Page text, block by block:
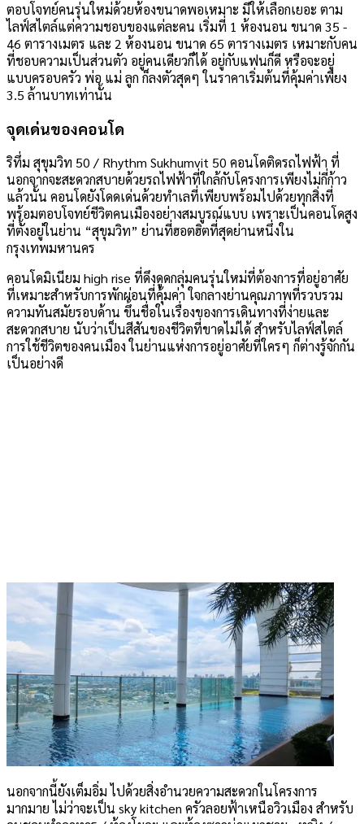
ตอบโจทย์คนรุ่นใหม่ด้วยห้องขนาดพอเหมาะ มีให้เลือกเยอะ ตาม
ไลฟ์สไตล์แต่ความชอบของแต่ละคน เริ่มที่ 1 ห้องนอน ขนาด 35 -
46 ตารางเมตร และ 2 ห้องนอน ขนาด 65 ตารางเมตร เหมาะกับคน
ที่ชอบความเป็นส่วนตัว อยู่คนเดียวก็ได้ อยู่กับแฟนก็ดี หรือจะอยู่
แบบครอบครัว พ่อ แม่ ลูก ก็ลงตัวสุดๆ ในราคาเริ่มต้นที่คุ้มค่าเพียง
3.5 ล้านบาทเท่านั้น
จุดเด่นของคอนโด
ริทึ่ม สุขุมวิท 50 / Rhythm Sukhumvit 50 คอนโดติดรถไฟฟ้า ที่
นอกจากจะสะดวกสบายด้วยรถไฟฟ้าที่ใกล้กับโครงการเพียงไม่กี่ก้าว
แล้วนั้น คอนโดยังโดดเด่นด้วยทำเลที่เพียบพร้อมไปด้วยทุกสิ่งที่
พร้อมตอบโจทย์ชีวิตคนเมืองอย่างสมบูรณ์แบบ เพราะเป็นคอนโดสูง
ที่ตั้งอยู่ในย่าน “สุขุมวิท” ย่านที่ฮอตฮิตที่สุดย่านหนึ่งใน
กรุงเทพมหานคร
คอนโดมิเนียม high rise ที่ดึงดูดกลุ่มคนรุ่นใหม่ที่ต้องการที่อยู่อาศัย
ที่เหมาะสำหรับการพักผ่อนที่คุ้มค่า ใจกลางย่านคุณภาพที่รวบรวม
ความทันสมัยรอบด้าน ขึ้นชื่อในเรื่องของการเดินทางที่ง่ายและ
สะดวกสบาย นับว่าเป็นสีสันของชีวิตที่ขาดไม่ได้ สำหรับไลฟ์สไตล์
การใช้ชีวิตของคนเมือง ในย่านแห่งการอยู่อาศัยที่ใครๆ ก็ต่างรู้จักกัน
เป็นอย่างดี
นอกจากนี้ยังเต็มอิ่ม ไปด้วยสิ่งอำนวยความสะดวกในโครงการ
มากมาย ไม่ว่าจะเป็น sky kitchen ครัวลอยฟ้าเหนือวิวเมือง สำหรับ